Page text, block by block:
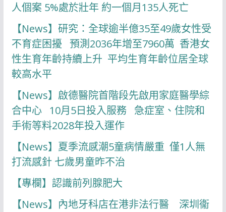
人個案 5%處於壯年 約一個月135人死亡
【News】研究：全球逾半億35至49歲女性受
不育症困擾 預測2036年增至7960萬 香港女
性生育年齡持續上升 平均生育年齡位居全球
較高水平
【News】啟德醫院首階段先啟用家庭醫學綜
合中心 10月5日投入服務 急症室、住院和
手術等料2028年投入運作
【News】夏季流感潮5童病情嚴重 僅1人無
打流感針 七歲男童昨不治
【專欄】認識前列腺肥大
【News】內地牙科店在港非法行醫 深圳衞